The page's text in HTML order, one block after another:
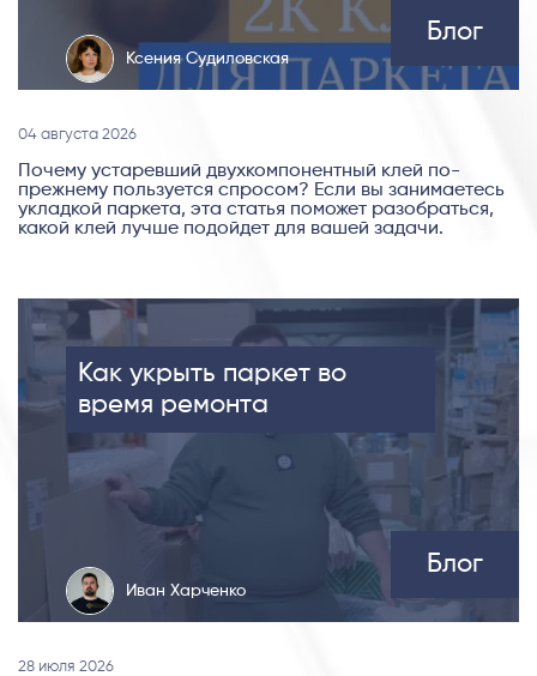
Ксения Судиловская
Блог
04 августа 2026
Почему устаревший двухкомпонентный клей по-
прежнему пользуется спросом? Если вы занимаетесь
укладкой паркета, эта статья поможет разобраться,
какой клей лучше подойдет для вашей задачи.
Как укрыть паркет во
время ремонта
Иван Харченко
Блог
28 июля 2026